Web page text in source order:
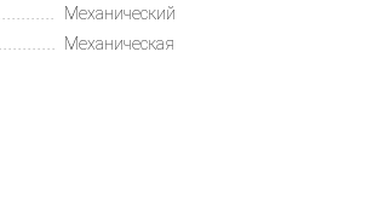
Механический
Механическая